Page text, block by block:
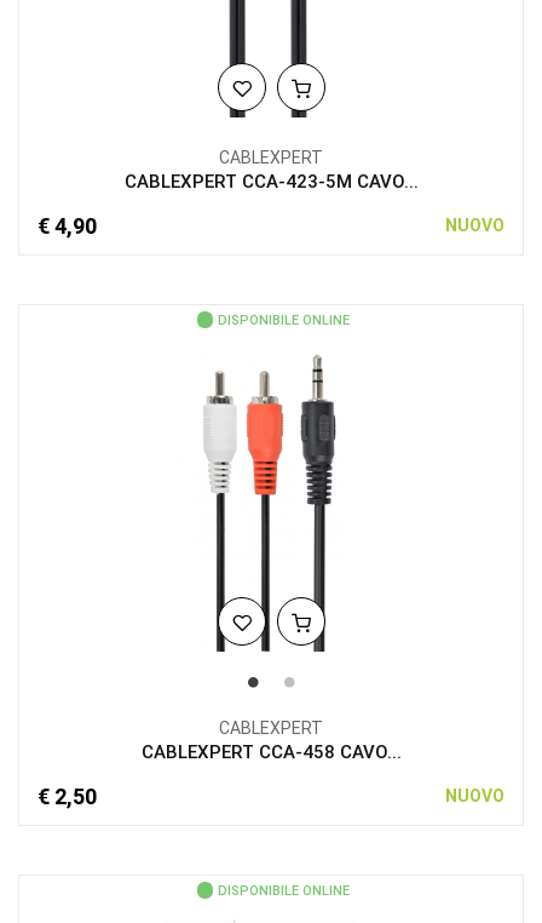
CABLEXPERT
CABLEXPERT CCA-423-5M CAVO...
€ 4,90 NUOVO
DISPONIBILE ONLINE
CABLEXPERT
CABLEXPERT CCA-458 CAVO...
€ 2,50 NUOVO
DISPONIBILE ONLINE